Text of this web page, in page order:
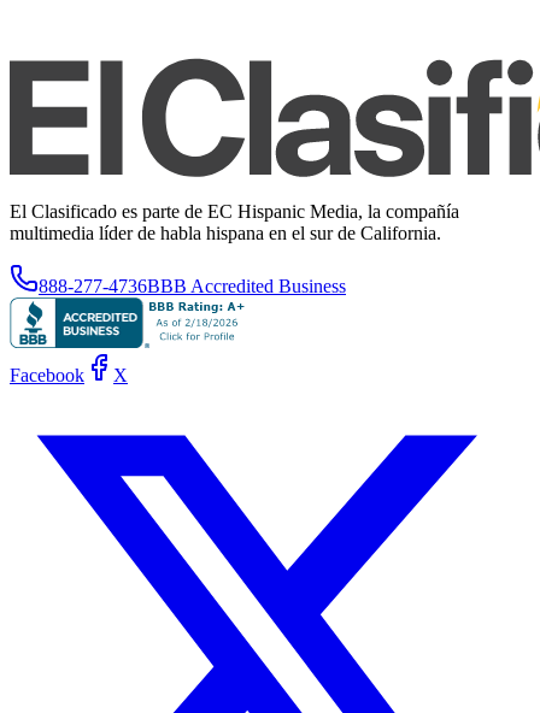
El Clasificado es parte de EC Hispanic Media, la compañía
multimedia líder de habla hispana en el sur de California.
888-277-4736BBB Accredited Business
Facebook X